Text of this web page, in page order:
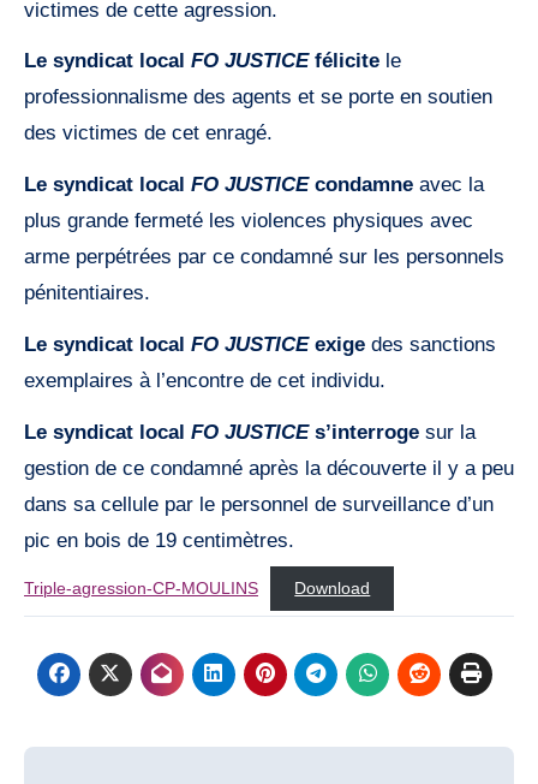
victimes de cette agression.
Le syndicat local FO JUSTICE félicite le
professionnalisme des agents et se porte en soutien
des victimes de cet enragé.
Le syndicat local FO JUSTICE condamne avec la
plus grande fermeté les violences physiques avec
arme perpétrées par ce condamné sur les personnels
pénitentiaires.
Le syndicat local FO JUSTICE exige des sanctions
exemplaires à l’encontre de cet individu.
Le syndicat local FO JUSTICE s’interroge sur la
gestion de ce condamné après la découverte il y a peu
dans sa cellule par le personnel de surveillance d’un
pic en bois de 19 centimètres.
Triple-agression-CP-MOULINS Download